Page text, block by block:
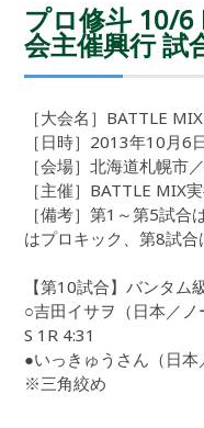
プロ修斗 10/6
会主催興行 試
［大会名］BATTLE
［日時］2013年10月6
［会場］北海道札幌市
［主催］BATTLE MIX
［備考］第1～第5試
はプロキック、第8試合
【第10試合】バンタム
○吉田イサヲ（日本／
S 1R 4:31
●いっきゅうさん（日
※三角絞め